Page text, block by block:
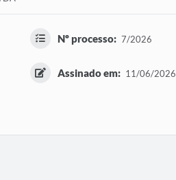
Nº processo: 7/2026
Assinado em: 11/06/2026